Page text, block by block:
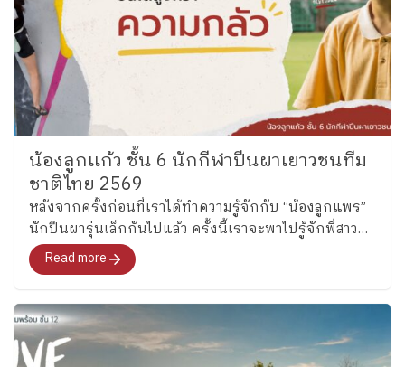
น้องลูกเเก้ว ชั้น 6 นักกีฬาปีนผาเยาวชนทีม
ชาติไทย 2569
หลังจากครั้งก่อนที่เราได้ทำความรู้จักกับ “น้องลูกแพร”
นักปีนผารุ่นเล็กกันไปแล้ว ครั้งนี้เราจะพาไปรู้จักพี่สาว
คนโต ซึ่งล่าสุดได้รับการคัดเลือกเป็นหนึ่งในนักกีฬาปีน
ผาเยาวชนทีมชาติไทย รุ่นอายุไม่เกิน 13 ปี ประเภท
เรือนงาม นักเรียนชั้น 6 โรงเรียนเพลินพัฒนา
Read more